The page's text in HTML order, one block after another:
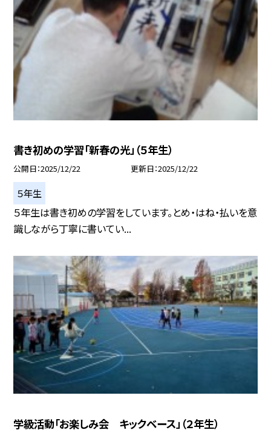
書き初めの学習「新春の光」（５年生）
公開日 2025/12/22 更新日 2025/12/22
５年生
５年生は書き初めの学習をしています。とめ・はね・払いを意
識しながら丁寧に書いてい...
学級活動「お楽しみ会 キックベース」（２年生）